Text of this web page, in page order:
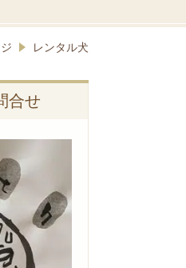
レンタル犬
合せ